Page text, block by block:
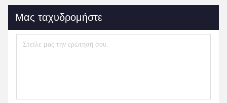
Μας ταχυδρομήστε